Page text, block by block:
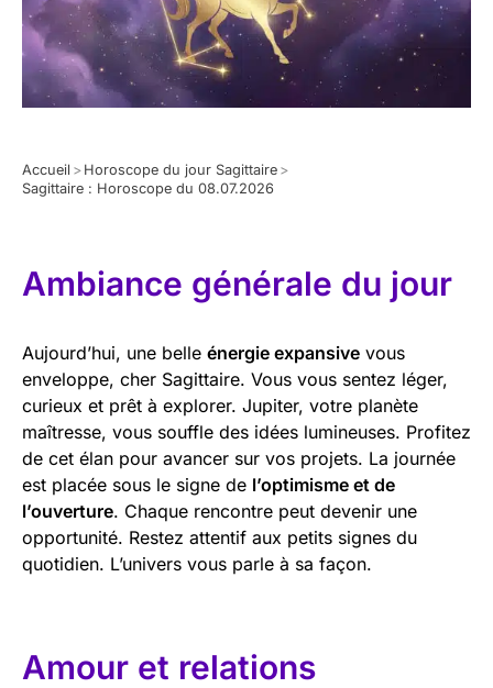
Accueil > Horoscope du jour Sagittaire >
Sagittaire : Horoscope du 08.07.2026
Ambiance générale du jour
Aujourd’hui, une belle énergie expansive vous
enveloppe, cher Sagittaire. Vous vous sentez léger,
curieux et prêt à explorer. Jupiter, votre planète
maîtresse, vous souffle des idées lumineuses. Profitez
de cet élan pour avancer sur vos projets. La journée
est placée sous le signe de l’optimisme et de
l’ouverture. Chaque rencontre peut devenir une
opportunité. Restez attentif aux petits signes du
quotidien. L’univers vous parle à sa façon.
Amour et relations